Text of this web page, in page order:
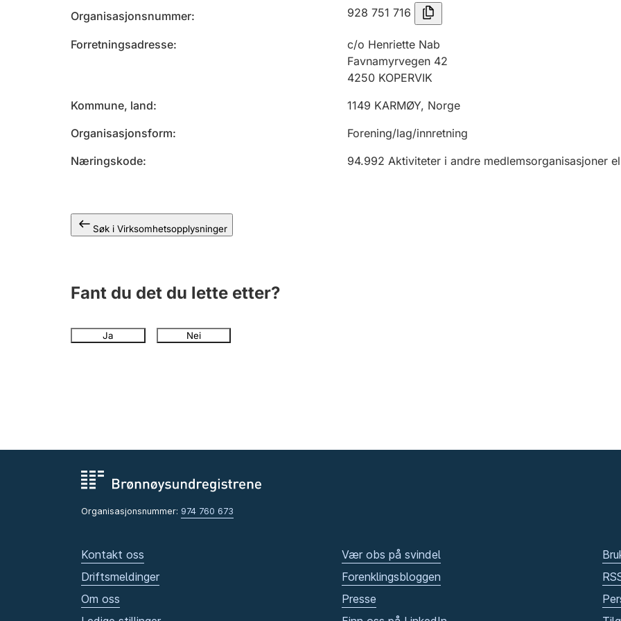
Organisasjonsnummer 928 751 716
Forretningsadresse
c/o Henriette Nab
Favnamyrvegen 42
4250 KOPERVIK
Kommune, land
1149 KARMØY, Norge
Organisasjonsform
Forening/lag/innretning
Næringskode
94.992 Aktiviteter i andre medlemsorganisasjoner
Søk i Virksomhetsopplysninger
Fant du det du lette etter?
Ja Nei
Organisasjonsnummer: 974 760 673
Kontakt oss
Driftsmeldinger
Om oss
Vær obs på svindel
Forenklingsbloggen
Presse